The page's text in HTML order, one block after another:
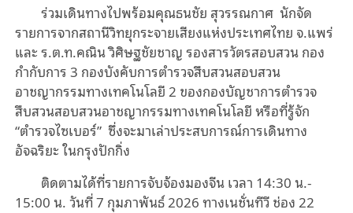
ร่วมเดินทางไปพร้อมคุณธนชัย สุวรรณกาศ นักจัด
รายการจากสถานีวิทยุกระจายเสียงแห่งประเทศไทย จ.แพร่
และ ร.ต.ท.คณิน วิศิษฐชัยชาญ รองสารวัตรสอบสวน กอง
กำกับการ 3 กองบังคับการตำรวจสืบสวนสอบสวน
อาชญากรรมทางเทคโนโลยี 2 ของกองบัญชาการตำรวจ
สืบสวนสอบสวนอาชญากรรมทางเทคโนโลยี หรือที่รู้จัก
“ตำรวจไซเบอร์” ซึ่งจะมาเล่าประสบการณ์การเดินทาง
อัจฉริยะ ในกรุงปักกิ่ง
ติดตามได้ที่รายการจับจ้องมองจีน เวลา 14:30 น.-
15:00 น. วันที่ 7 กุมภาพันธ์ 2026 ทางเนชั่นทีวี ช่อง 22